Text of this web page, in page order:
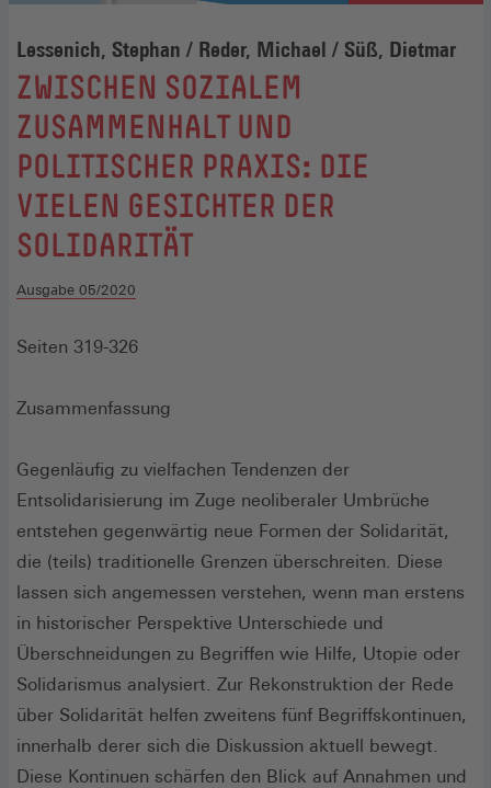
Lessenich, Stephan / Reder, Michael / Süß, Dietmar
:
ZWISCHEN SOZIALEM
ZUSAMMENHALT UND
POLITISCHER PRAXIS: DIE
VIELEN GESICHTER DER
SOLIDARITÄT
Ausgabe 05/2020
Seiten 319-326
Zusammenfassung
Gegenläufig zu vielfachen Tendenzen der
Entsolidarisierung im Zuge neoliberaler Umbrüche
entstehen gegenwärtig neue Formen der Solidarität,
die (teils) traditionelle Grenzen überschreiten. Diese
lassen sich angemessen verstehen, wenn man erstens
in historischer Perspektive Unterschiede und
Überschneidungen zu Begriffen wie Hilfe, Utopie oder
Solidarismus analysiert. Zur Rekonstruktion der Rede
über Solidarität helfen zweitens fünf Begriffskontinuen,
innerhalb derer sich die Diskussion aktuell bewegt.
Diese Kontinuen schärfen den Blick auf Annahmen und